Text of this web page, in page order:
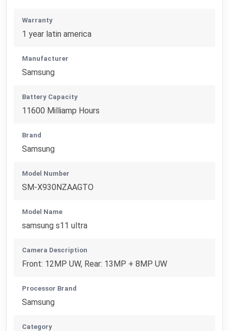
Warranty
1 year latin america
Manufacturer
Samsung
Battery Capacity
11600 Milliamp Hours
Brand
Samsung
Model Number
SM-X930NZAAGTO
Model Name
samsung s11 ultra
Camera Description
Front: 12MP UW, Rear: 13MP + 8MP UW
Processor Brand
Samsung
Category